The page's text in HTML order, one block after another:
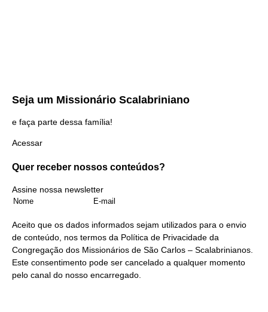
Seja um Missionário Scalabriniano
e faça parte dessa família!
Acessar
Quer receber nossos conteúdos?
Assine nossa newsletter
Aceito que os dados informados sejam utilizados para o envio
de conteúdo, nos termos da Política de Privacidade da
Congregação dos Missionários de São Carlos – Scalabrinianos.
Este consentimento pode ser cancelado a qualquer momento
pelo canal do nosso encarregado.